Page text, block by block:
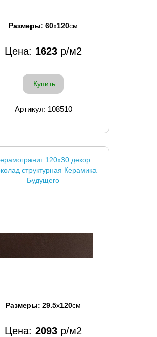
Размеры: 60x120см
Цена: 1623 р/м2
Купить
Артикул: 108510
120x30 декор
структурная Керамика
Будущего
Размеры: 29.5x120см
Цена: 2093 р/м2